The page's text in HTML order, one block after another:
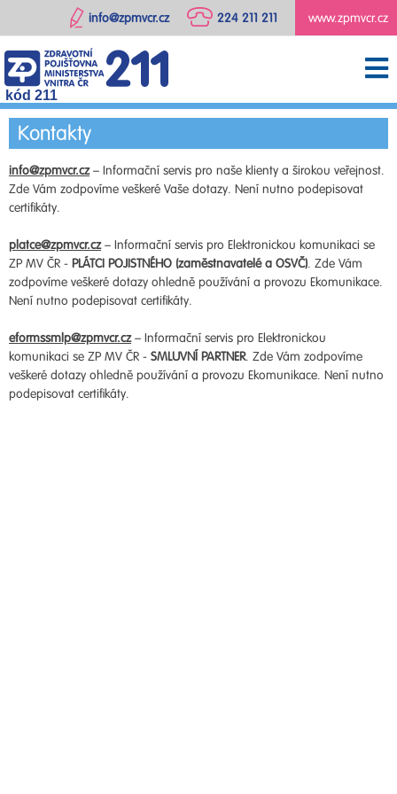
www.zpmvcr.cz
224 211 211
info@zpmvcr.cz
kód 211
Kontakty
info@zpmvcr.cz– Informační servis pro naše klienty a širokou veřejnost.
Zde Vám zodpovíme veškeré Vaše dotazy. Není nutno podepisovat
certifikáty.
platce@zpmvcr.cz– Informační servis pro Elektronickou komunikaci se
ZP MV ČR - PLÁTCI POJISTNÉHO (zaměstnavatelé a OSVČ). Zde Vám
zodpovíme veškeré dotazy ohledně používání a provozu Ekomunikace.
Není nutno podepisovat certifikáty.
eformssmlp@zpmvcr.cz– Informační servis pro Elektronickou
komunikaci se ZP MV ČR - SMLUVNÍ PARTNER. Zde Vám zodpovíme
veškeré dotazy ohledně používání a provozu Ekomunikace. Není nutno
podepisovat certifikáty.